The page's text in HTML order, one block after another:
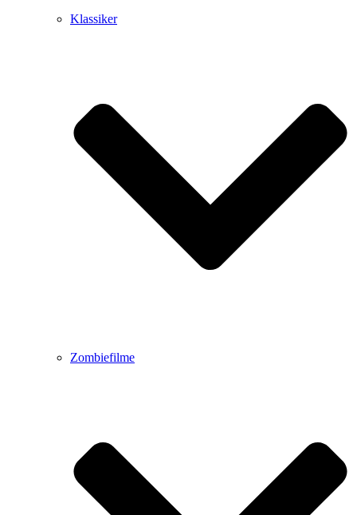
Klassiker
Zombiefilme